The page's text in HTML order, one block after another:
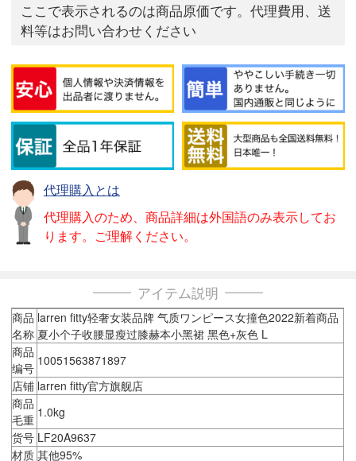
ここで表示されるのは商品原価です。代理費用、送
料等はお問い合わせください
代理購入とは
代理購入のため、商品詳細は外国語のみ表示してお
ります。ご理解ください。
アイテム説明
商品
名称
larren fitty轻奢女装品牌 气质ワンピース女撞色2022新着商品
夏小个子收腰显瘦过膝赫本小黑裙 黑色+灰色 L
商品
编号 10051563871897
店铺 larren fitty官方旗舰店
商品
毛重 1.0kg
货号 LF20A9637
材质 其他95%